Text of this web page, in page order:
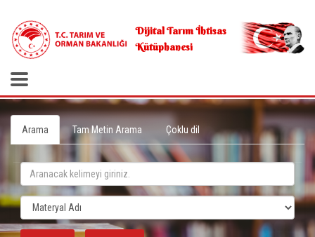
Dijital Tarım İhtisas
Kütüphanesi
Arama Tam Metin Arama Çoklu dil